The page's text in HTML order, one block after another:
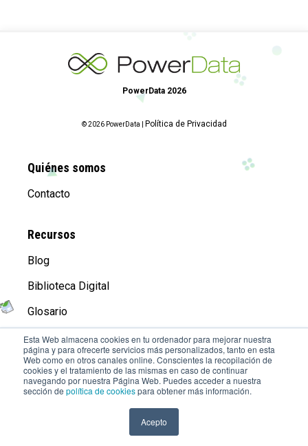
Esta Web almacena cookies en tu ordenador para mejorar nuestra
página y para ofrecerte servicios más personalizados, tanto en esta
Web como en otros canales online. Conscientes la recopilación de
cookies y el tratamiento de las mismas en caso de continuar
navegando por nuestra Página Web. Puedes acceder a nuestra
sección de política de cookiespara obtener más información.
Acepto
PowerData 2026
© 2026 PowerData | Política de Privacidad
Quiénes somos
Contacto
Recursos
Blog
Biblioteca Digital
Glosario
Compañía
Aviso Legal